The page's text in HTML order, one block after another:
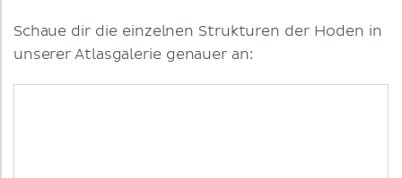
Schaue dir die einzelnen Strukturen der Hoden in
unserer Atlasgalerie genauer an: